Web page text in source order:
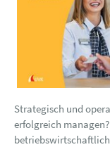
Strategisch und
erfolgreich